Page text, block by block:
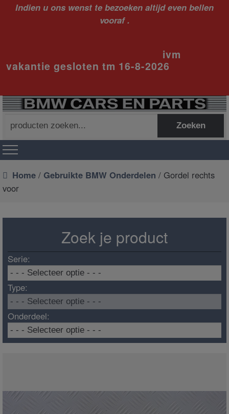
Indien u ons wenst te bezoeken altijd even bellen
vooraf .
ivm
vakantie gesloten tm 16-8-2026
naar:
Zoeken
Home / Gebruikte BMW Onderdelen / Gordel rechts
voor
Zoek je product
Serie:
Type:
Onderdeel: